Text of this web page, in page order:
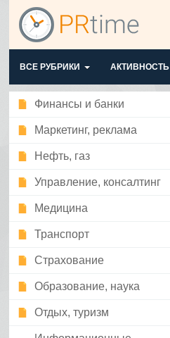
ВСЕ РУБРИКИ АКТИВНОСТЬ
Финансы и банки
Маркетинг, реклама
Нефть, газ
Управление, консалтинг
Медицина
Транспорт
Страхование
Образование, наука
Отдых, туризм